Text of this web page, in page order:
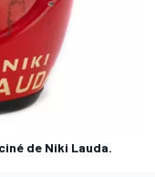
de Niki Lauda.